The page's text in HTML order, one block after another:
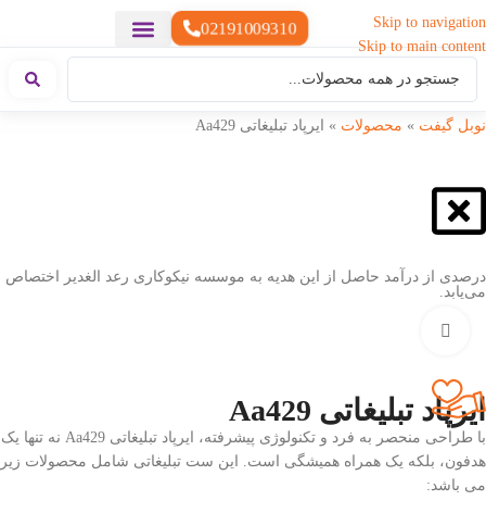
Skip to navigation
Skip to main content
02191009310
نوبل گیفت » محصولات » ایرپاد تبلیغاتی Aa429
درصدی از درآمد حاصل از این هدیه به موسسه نیکوکاری رعد الغدیر اختصاص
می‌یابد.
ایرپاد تبلیغاتی Aa429
با طراحی منحصر به فرد و تکنولوژی پیشرفته، ایرپاد تبلیغاتی Aa429 نه تنها یک
هدفون، بلکه یک همراه همیشگی است. این ست تبلیغاتی شامل محصولات زیر
می باشد: